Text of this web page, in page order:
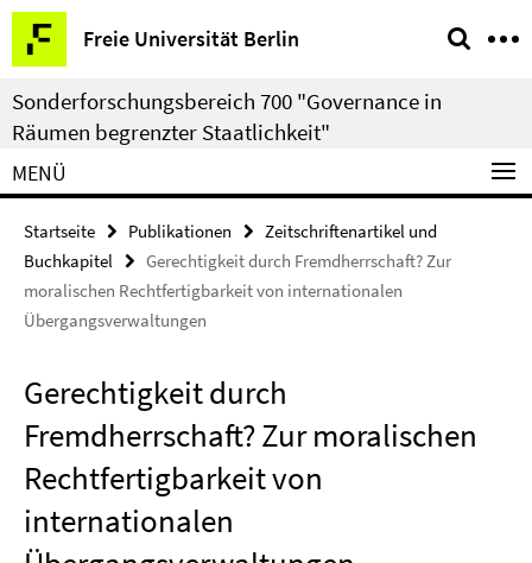
Springe
direkt
zu
Inhalt
Freie Universität Berlin
Service-
Navigation
Sonderforschungsbereich 700 "Governance in
Räumen begrenzter Staatlichkeit"
MENÜ
Startseite Publikationen
Zeitschriftenartikel und
Buchkapitel
Gerechtigkeit durch Fremdherrschaft? Zur
moralischen Rechtfertigbarkeit von internationalen
Übergangsverwaltungen
Gerechtigkeit durch
Fremdherrschaft? Zur moralischen
Rechtfertigbarkeit von
internationalen